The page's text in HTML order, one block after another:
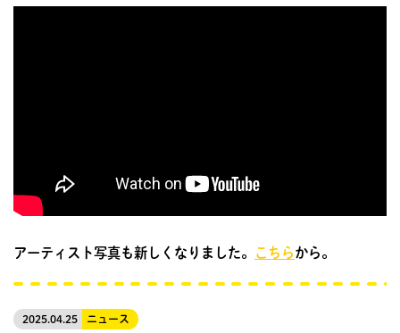
アーティスト写真も新しくなりました。 こちらから。
2025.04.25 ニュース